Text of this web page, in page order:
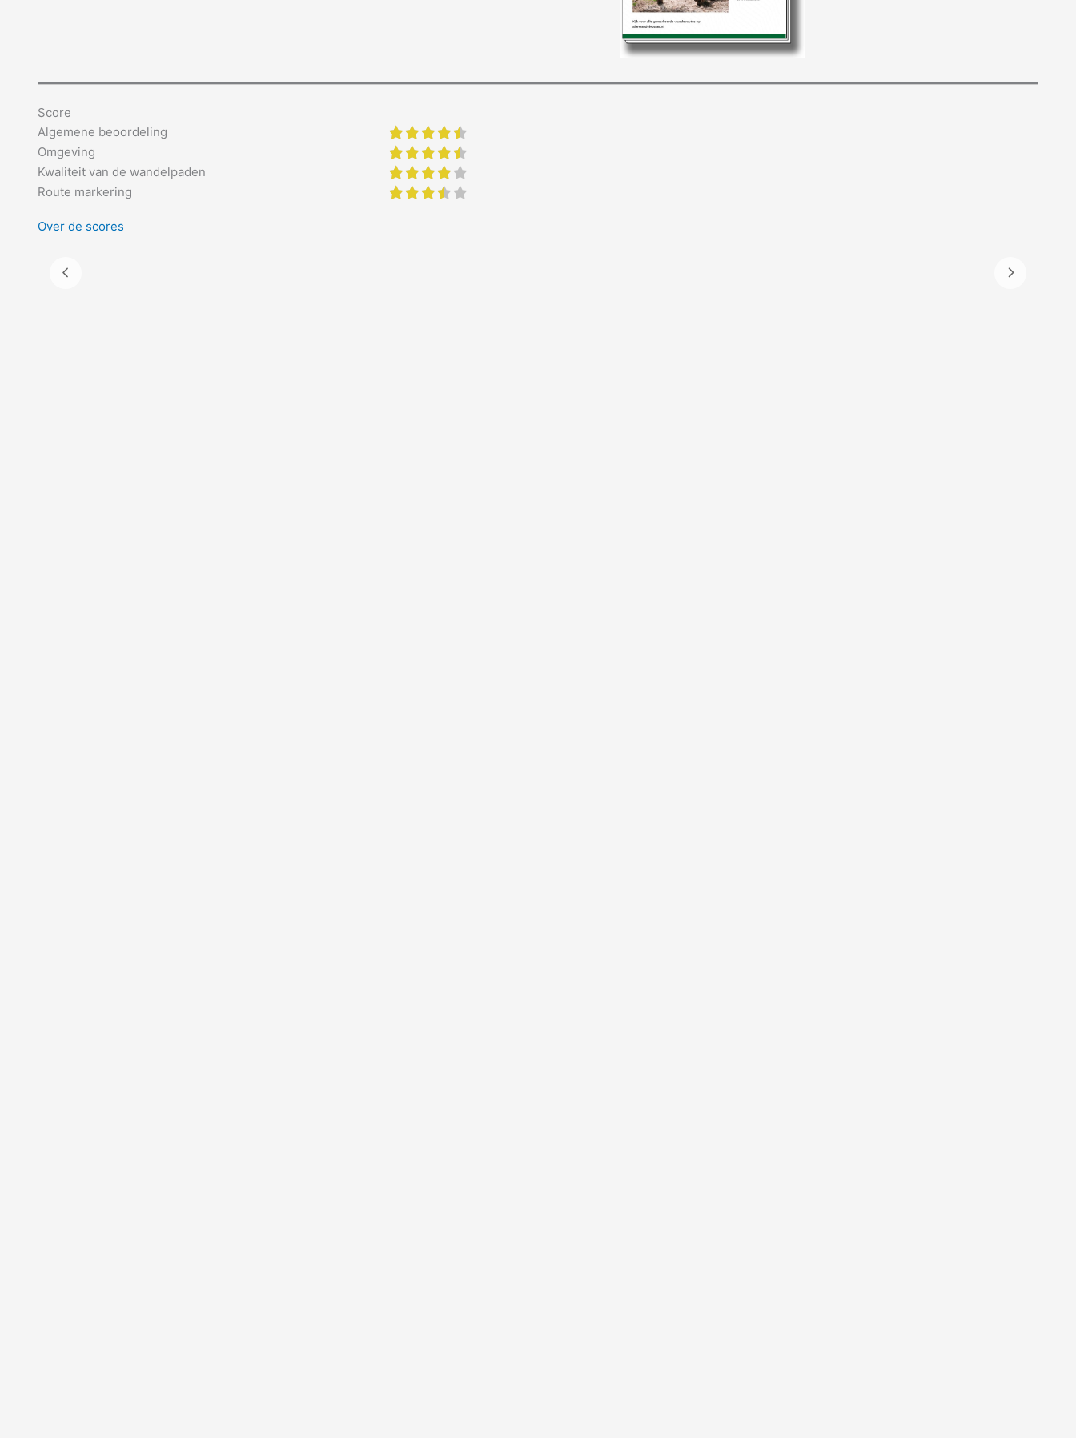
Score
Algemene beoordeling
Omgeving
Kwaliteit van de wandelpaden
Route markering
Over de scores